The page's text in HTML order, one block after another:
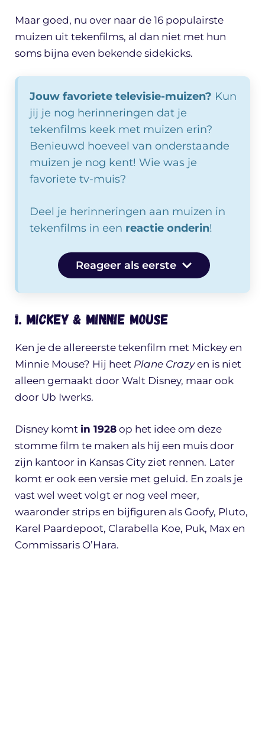
Maar goed, nu over naar de 16 populairste
muizen uit tekenfilms, al dan niet met hun
soms bijna even bekende sidekicks.
Jouw favoriete televisie-muizen? Kun
jij je nog herinneringen dat je
tekenfilms keek met muizen erin?
Benieuwd hoeveel van onderstaande
muizen je nog kent! Wie was je
favoriete tv-muis?
Deel je herinneringen aan muizen in
tekenfilms in een reactie onderin!
Reageer als eerste
1. Mickey & Minnie Mouse
Ken je de allereerste tekenfilm met Mickey en
Minnie Mouse? Hij heet Plane Crazyen is niet
alleen gemaakt door Walt Disney, maar ook
door Ub Iwerks.
Disney komt in 1928 op het idee om deze
stomme film te maken als hij een muis door
zijn kantoor in Kansas City ziet rennen. Later
komt er ook een versie met geluid. En zoals je
vast wel weet volgt er nog veel meer,
waaronder strips en bijfiguren als Goofy, Pluto,
Karel Paardepoot, Clarabella Koe, Puk, Max en
Commissaris O’Hara.